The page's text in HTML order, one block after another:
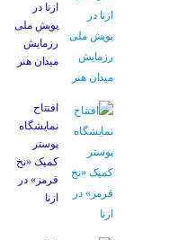
ازنا در
پویش ملی
رزمایش
میدان هنر
افتتاح
نمایشگاه
پوستر
کمیک «نخ
قرمز» در
ازنا